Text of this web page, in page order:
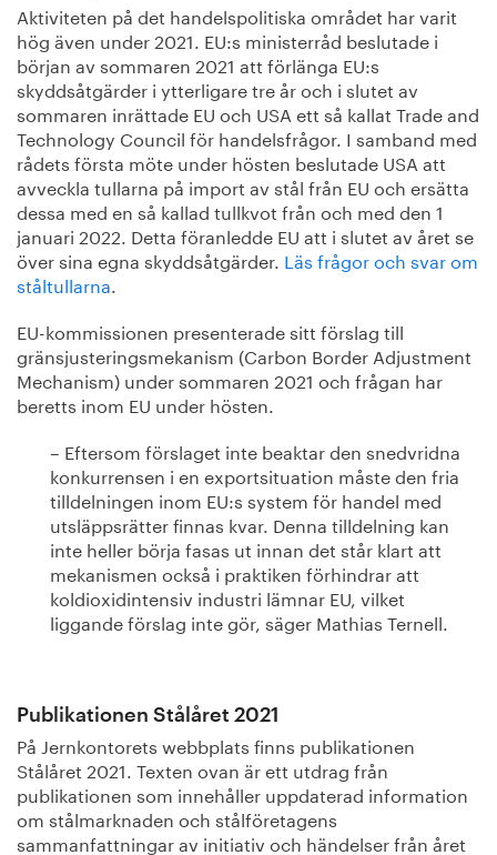
Aktiviteten på det handelspolitiska området har varit
hög även under 2021. EU:s ministerråd beslutade i
början av sommaren 2021 att förlänga EU:s
skyddsåtgärder i ytterligare tre år och i slutet av
sommaren inrättade EU och USA ett så kallat Trade and
Technology Council för handelsfrågor. I samband med
rådets första möte under hösten beslutade USA att
avveckla tullarna på import av stål från EU och ersätta
dessa med en så kallad tullkvot från och med den 1
januari 2022. Detta föranledde EU att i slutet av året se
över sina egna skyddsåtgärder. Läs frågor och svar om
ståltullarna.
EU-kommissionen presenterade sitt förslag till
gränsjusteringsmekanism (Carbon Border Adjustment
Mechanism) under sommaren 2021 och frågan har
beretts inom EU under hösten.
– Eftersom förslaget inte beaktar den snedvridna
konkurrensen i en exportsituation måste den fria
tilldelningen inom EU:s system för handel med
utsläppsrätter finnas kvar. Denna tilldelning kan
inte heller börja fasas ut innan det står klart att
mekanismen också i praktiken förhindrar att
koldioxidintensiv industri lämnar EU, vilket
liggande förslag inte gör, säger Mathias Ternell.
Publikationen Stålåret 2021
På Jernkontorets webbplats finns publikationen
Stålåret 2021. Texten ovan är ett utdrag från
publikationen som innehåller uppdaterad information
om stålmarknaden och stålföretagens
sammanfattningar av initiativ och händelser från året